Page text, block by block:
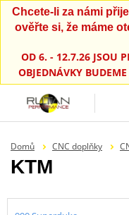
Chcete-li za námi
ověřte si, že máme
OD 6. - 12.7.26 JSOU
OBJEDNÁVKY
Domů CNC doplňky
KTM